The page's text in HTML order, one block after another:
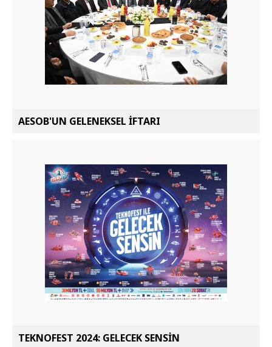
AESOB'UN GELENEKSEL İFTARI
TEKNOFEST 2024: GELECEK SENSİN